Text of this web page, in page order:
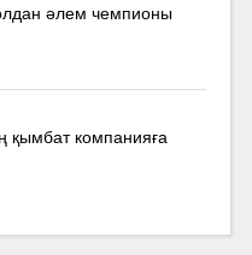
әлем чемпионы
қымбат компанияға